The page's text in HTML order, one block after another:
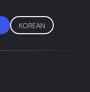
KOREAN